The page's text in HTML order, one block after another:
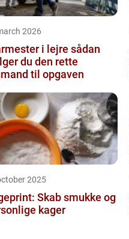
2026
i lejre sådan
du den rette
til opgaven
2025
Skab smukke og
kager